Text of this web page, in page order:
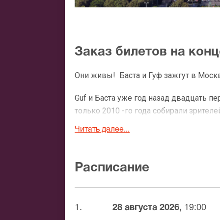
Заказ билетов на
Они живы! Баста и Гуф зажгут в
Guf и Баста уже год назад двадцать
только 2010 -го года собирали
российской хип-хоп сцене вновь
концерт российских популярных
На предыдущем концерте, на котором
успешно презентовали в нескольких
Читать далее...
Расписание
1. 28 августа 2026, 19:00